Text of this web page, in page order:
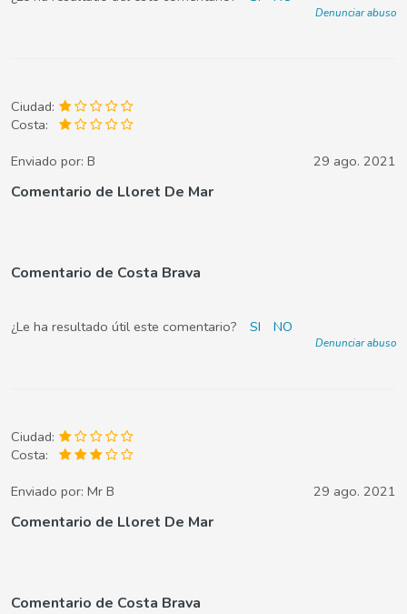
Denunciar abuso
Ciudad:
Costa:
Enviado por: B 29 ago. 2021
Comentario de Lloret De Mar
Comentario de Costa Brava
¿Le ha resultado útil este comentario? SI NO
Denunciar abuso
Ciudad:
Costa:
Enviado por: Mr B 29 ago. 2021
Comentario de Lloret De Mar
Comentario de Costa Brava